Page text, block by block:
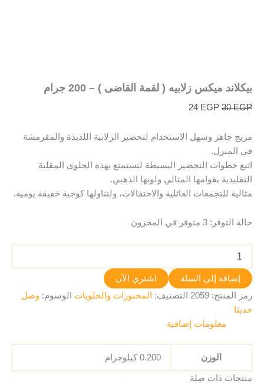
بيكلاند ميكس زلابيه ( لقمة القاضى ) – 200 جرام
30EGP
24 EGP
مزيج جاهز وسهل الاستخدام لتحضير الزلابية اللذيذة والمقرمشة
في المنزل.
اتبع خطوات التحضير البسيطة لتستمتع بهذه الحلوى المقلية
التقليدية بقوامها المثالي ولونها الذهبي.
مثالية للتجمعات العائلية والاحتفالات، ولتناولها كوجبة خفيفة يومية.
حالة التوفر: 3 متوفر في المخزون
إضافة إلى السلة
اشتري الآن
رمز المنتج: 2059 التصنيف: المخبوزات والحلويات الوسوم: وصل
حديثا
معلومات إضافية
الوزن 0.200 كيلوجرام
منتجات ذات صلة